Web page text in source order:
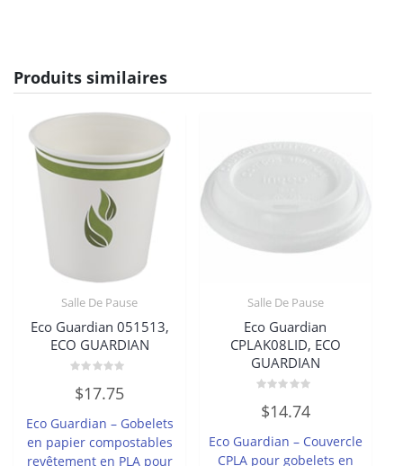
Produits similaires
Salle De Pause
Eco Guardian 051513,
ECO GUARDIAN
0
sur
$17.75
Eco Guardian – Gobelets
en papier compostables
revêtement en PLA pour
Salle De Pause
Eco Guardian
CPLAK08LID, ECO
GUARDIAN
0
sur
$14.74
Eco Guardian – Couvercle
CPLA pour gobelets en